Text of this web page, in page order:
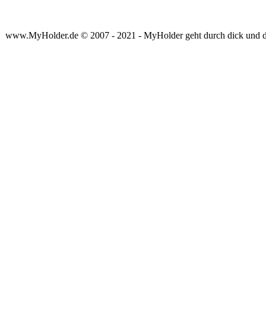
www.MyHolder.de © 2007 - 2021 - MyHolder geht durch dick und